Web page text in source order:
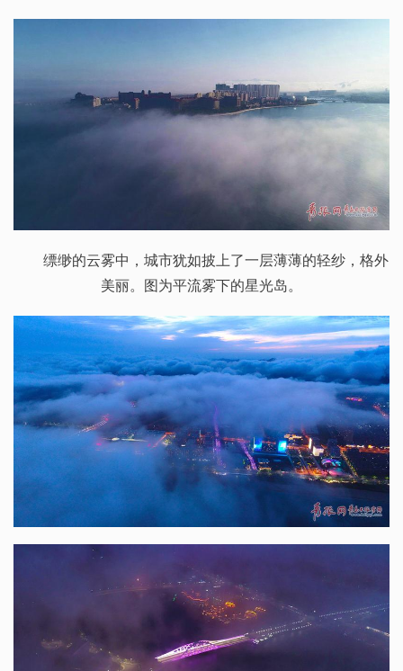
缥缈的云雾中，城市犹如披上了一层薄薄的轻纱，格外
美丽。图为平流雾下的星光岛。